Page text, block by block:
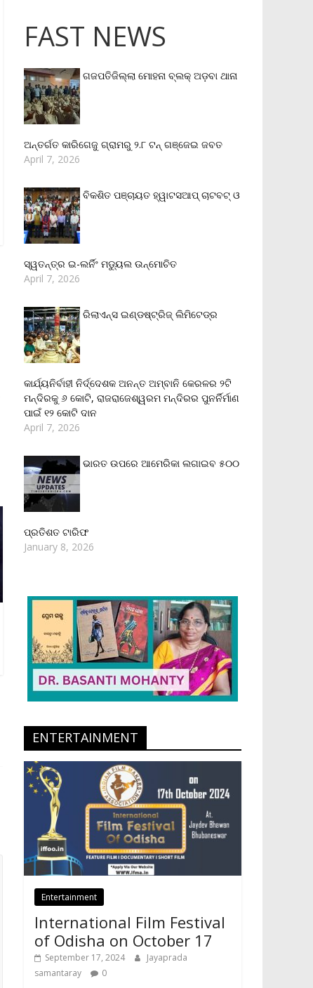
FAST NEWS
ଗଜପତିଜିଲ୍ଲା ମୋହନା ବ୍ଲକ୍‌ ଅଡ଼ବା ଥାନା
ଅନ୍ତର୍ଗତ କାରିଗେଜୁ ଗ୍ରାମରୁ ୨.୮ ଟନ୍ ଗଞ୍ଜେଇ ଜବତ
April 7, 2026
ବିକଶିତ ପଞ୍ଚାୟତ ହ୍ୱାଟସଆପ୍ ଚାଟବଟ୍ ଓ
ସ୍ୱତନ୍ତ୍ର ଇ-ଲର୍ନିଂ ମଡ୍ୟୁଲ ଉନ୍ମୋଚିତ
April 7, 2026
ରିଲାଏନ୍‌ସ ଇଣ୍ଡଷ୍ଟ୍ରିଜ୍ ଲିମିଟେଡ୍‌ର
କାର୍ଯ୍ୟନିର୍ବାହୀ ନିର୍ଦ୍ଦେଶକ ଅନନ୍ତ ଅମ୍ବାନି କେରଳର ୨ଟି
ମନ୍ଦିରକୁ ୬ କୋଟି, ରାଜରାଜେଶ୍ୱରମ ମନ୍ଦିରର ପୁନର୍ନିର୍ମାଣ
ପାଇଁ ୧୨ କୋଟି ଦାନ
April 7, 2026
ଭାରତ ଉପରେ ଆମେରିକା ଲଗାଇବ ୫୦୦
ପ୍ରତିଶତ ଟାରିଫ
January 8, 2026
ENTERTAINMENT
Entertainment
International Film Festival
of Odisha on October 17
September 17, 2024
Jayaprada
samantaray
0